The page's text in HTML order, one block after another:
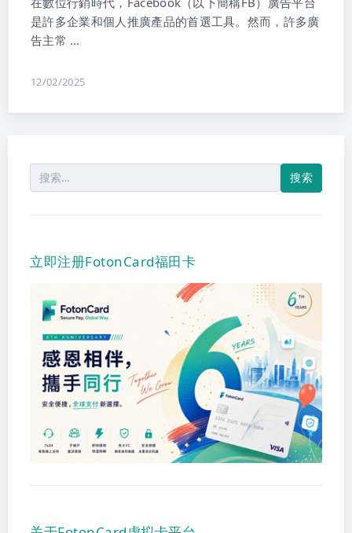
是許多企業和個人推廣產品的首選工具。然而，許多廣
告主常 …
12/02/2025
索：
立即注册FotonCard福田卡